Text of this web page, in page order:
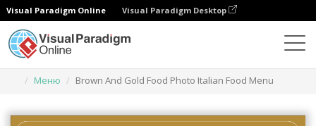
Visual Paradigm Online Visual Paradigm Desktop
Меню
Brown And Gold Food Photo Italian Food Menu